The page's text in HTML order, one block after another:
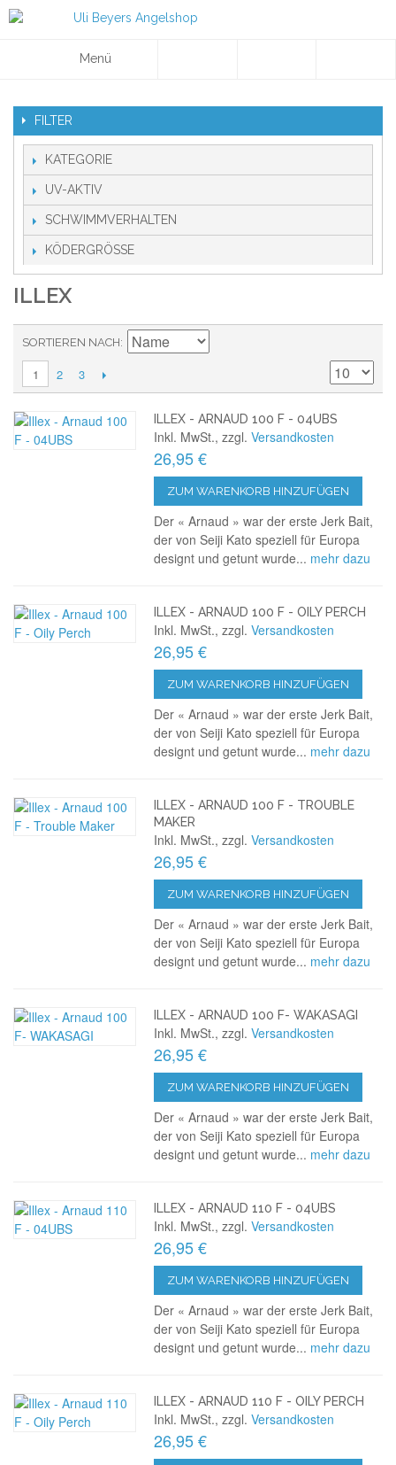
Menü
FILTER
KATEGORIE
UV-AKTIV
SCHWIMMVERHALTEN
KÖDERGRÖSSE
ILLEX
SORTIEREN NACH
1 2 3
ILLEX - ARNAUD 100 F - 04UBS
Inkl. MwSt., zzgl.Versandkosten
26,95 €
ZUM WARENKORB HINZUFÜGEN
Der « Arnaud » war der erste Jerk Bait,
der von Seiji Kato speziell für Europa
designt und getunt wurde... mehr dazu
ILLEX - ARNAUD 100 F - OILY PERCH
Inkl. MwSt., zzgl.Versandkosten
26,95 €
ZUM WARENKORB HINZUFÜGEN
Der « Arnaud » war der erste Jerk Bait,
der von Seiji Kato speziell für Europa
designt und getunt wurde... mehr dazu
ILLEX - ARNAUD 100 F - TROUBLE
MAKER
Inkl. MwSt., zzgl.Versandkosten
26,95 €
ZUM WARENKORB HINZUFÜGEN
Der « Arnaud » war der erste Jerk Bait,
der von Seiji Kato speziell für Europa
designt und getunt wurde... mehr dazu
ILLEX - ARNAUD 100 F- WAKASAGI
Inkl. MwSt., zzgl.Versandkosten
26,95 €
ZUM WARENKORB HINZUFÜGEN
Der « Arnaud » war der erste Jerk Bait,
der von Seiji Kato speziell für Europa
designt und getunt wurde... mehr dazu
ILLEX - ARNAUD 110 F - 04UBS
Inkl. MwSt., zzgl.Versandkosten
26,95 €
ZUM WARENKORB HINZUFÜGEN
Der « Arnaud » war der erste Jerk Bait,
der von Seiji Kato speziell für Europa
designt und getunt wurde... mehr dazu
ILLEX - ARNAUD 110 F - OILY PERCH
Inkl. MwSt., zzgl.Versandkosten
26,95 €